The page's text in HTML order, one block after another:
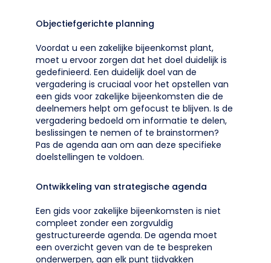
Objectiefgerichte planning
Voordat u een zakelijke bijeenkomst plant,
moet u ervoor zorgen dat het doel duidelijk is
gedefinieerd. Een duidelijk doel van de
vergadering is cruciaal voor het opstellen van
een gids voor zakelijke bijeenkomsten die de
deelnemers helpt om gefocust te blijven. Is de
vergadering bedoeld om informatie te delen,
beslissingen te nemen of te brainstormen?
Pas de agenda aan om aan deze specifieke
doelstellingen te voldoen.
Ontwikkeling van strategische agenda
Een gids voor zakelijke bijeenkomsten is niet
compleet zonder een zorgvuldig
gestructureerde agenda. De agenda moet
een overzicht geven van de te bespreken
onderwerpen, aan elk punt tijdvakken